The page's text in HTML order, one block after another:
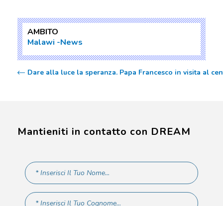
AMBITO
Malawi News
Dare alla luce la speranza. Papa Francesco in visita al
Mantieniti in contatto con DREAM